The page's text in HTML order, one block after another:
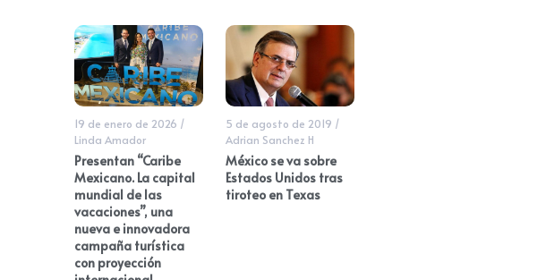
19 de enero de 2026 /
Linda Amador
Presentan “Caribe
Mexicano. La capital
mundial de las
vacaciones”, una
nueva e innovadora
campaña turística
con proyección
5 de agosto de 2019 /
Adrian Sanchez H
México se va sobre
Estados Unidos tras
tiroteo en Texas